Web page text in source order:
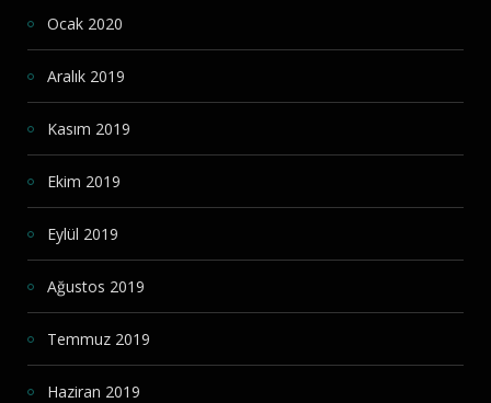
Ocak 2020
Aralık 2019
Kasım 2019
Ekim 2019
Eylül 2019
Ağustos 2019
Temmuz 2019
Haziran 2019